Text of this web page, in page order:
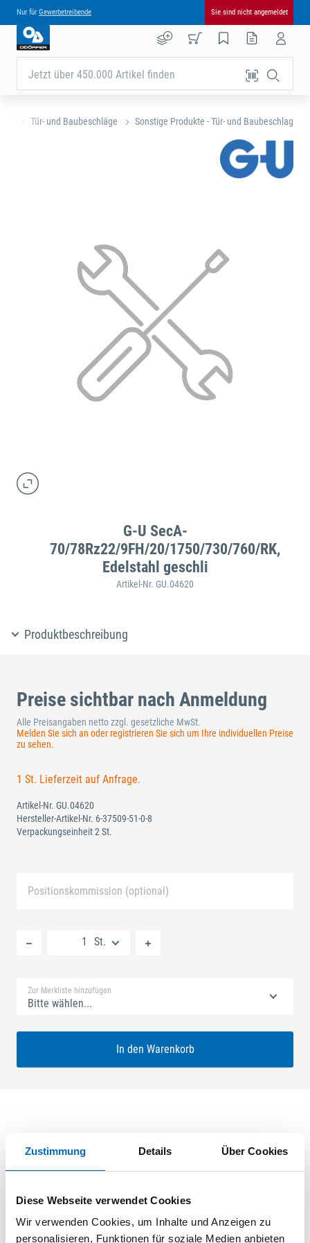
Zustimmung Details Über Cookies
Diese Webseite verwendet Cookies
Wir verwenden Cookies, um Inhalte und Anzeigen zu
personalisieren, Funktionen für soziale Medien anbieten
Nur für Gewerbetreibende Sie sind nicht angemeldet
Jetzt über 450.000 Artikel finden
Tür- und Baubeschläge Sonstige Produkte - Tür- und Baubeschlag
G-U SecA-
70/78Rz22/9FH/20/1750/730/760/RK,
Edelstahl geschli
Artikel-Nr. GU.04620
Produktbeschreibung
Preise sichtbar nach Anmeldung
Alle Preisangaben netto zzgl. gesetzliche MwSt.
Melden Sie sich an oder registrieren Sie sich um Ihre individuellen Preise
zu sehen.
1 St. Lieferzeit auf Anfrage.
Artikel-Nr. GU.04620
Hersteller-Artikel-Nr. 6-37509-51-0-8
Verpackungseinheit 2 St.
Positionskommission (optional)
St.
Zur Merkliste hinzufügen
Bitte wählen...
In den Warenkorb
GU-SECURY Automatic 70/78 sf2 Rundzylinder Nuss: 9mm
Abgerundet Maße: A1 730,0mm B1 760,0mm FH - für
feuerhemmende Türen A-Öffner: optional Edelstahl
geschliffen